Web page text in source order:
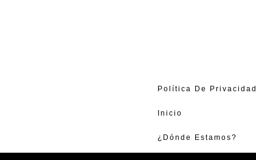
Política De Privacidad
Inicio
¿Dónde Estamos?